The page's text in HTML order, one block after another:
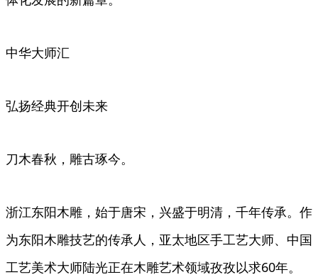
中华大师汇
弘扬经典开创未来
刀木春秋，雕古琢今。
浙江东阳木雕，始于唐宋，兴盛于明清，千年传承。作
为东阳木雕技艺的传承人，亚太地区手工艺大师、中国
工艺美术大师陆光正在木雕艺术领域孜孜以求60年。